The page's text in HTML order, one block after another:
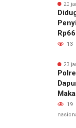
20
13
23
19